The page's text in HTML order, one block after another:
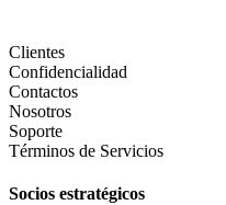
Clientes
Confidencialidad
Contactos
Nosotros
Soporte
Términos de Servicios
Socios estratégicos